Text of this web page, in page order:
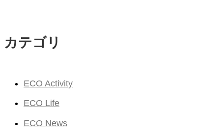
カテゴリ
ECO Activity
ECO Life
ECO News